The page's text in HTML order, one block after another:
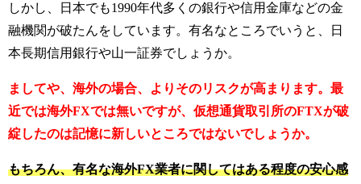
しかし、日本でも1990年代多くの銀行や信用金庫などの金
融機関が破たんをしています。 有名なところでいうと、日
本長期信用銀行や山一証券でしょうか。
ましてや、海外の場合、よりそのリスクが高まります。最
近では海外FXでは無いですが、仮想通貨取引所のFTXが破
綻したのは記憶に新しいところではないでしょうか。
もちろん、有名な海外FX業者に関してはある程度の安心感